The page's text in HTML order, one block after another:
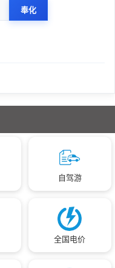
奉化
自驾游
全国电价